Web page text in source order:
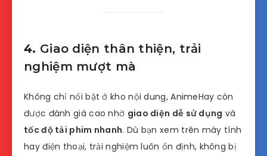
4. Giao diện thân thiện, trải
nghiệm mượt mà
Không chỉ nổi bật ở kho nội dung, AnimeHay còn
được đánh giá cao nhờ giao diện dễ sử dụng và
tốc độ tải phim nhanh. Dù bạn xem trên máy tính
hay điện thoại, trải nghiệm luôn ổn định, không bị